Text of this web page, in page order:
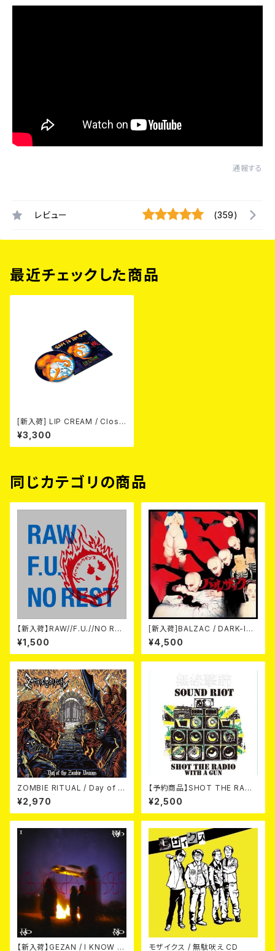
通報する
レビュー (359)
最近チェックした商品
[新入荷] LIP CREAM / Close
to The Edge (CD)
¥3,300
同じカテゴリの商品
【新入荷】RAW//F.U.//NO RES
T / 3way split EP ハード ラッ
ク ダンス (CD)
¥1,500
[新入荷]BALZAC / DARK-IS
M -20th Anniversary Comp
ilation- (2CD)
¥4,500
ZOMBIE RITUAL / Day of th
e Zombie Demons
¥2,970
【予約商品】SHOT THE RADI
O WITH A GUN / SOUND RI
OT (CD)【8月８日発売】
¥2,500
【新入荷】GEZAN / I KNOW H モザイクス / 無駄吠え CD